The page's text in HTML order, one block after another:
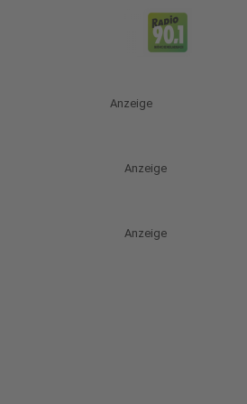
Anzeige
Anzeige
Anzeige